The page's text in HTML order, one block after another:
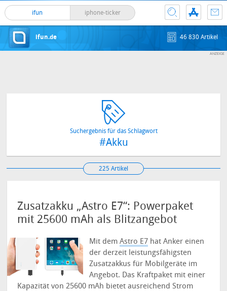
ifun iphone-ticker
ifun.de 46 830 Artikel
Suchergebnis für das Schlagwort
#Akku
225 Artikel
Zusatzakku „Astro E7“: Powerpaket
mit 25600 mAh als Blitzangebot
Mit demAstro E7 hat Anker einen
der derzeit leistungsfähigsten
Zusatzakkus für Mobilgeräte im
Angebot. Das Kraftpaket mit einer
Kapazität von 25600 mAh bietet ausreichend Strom